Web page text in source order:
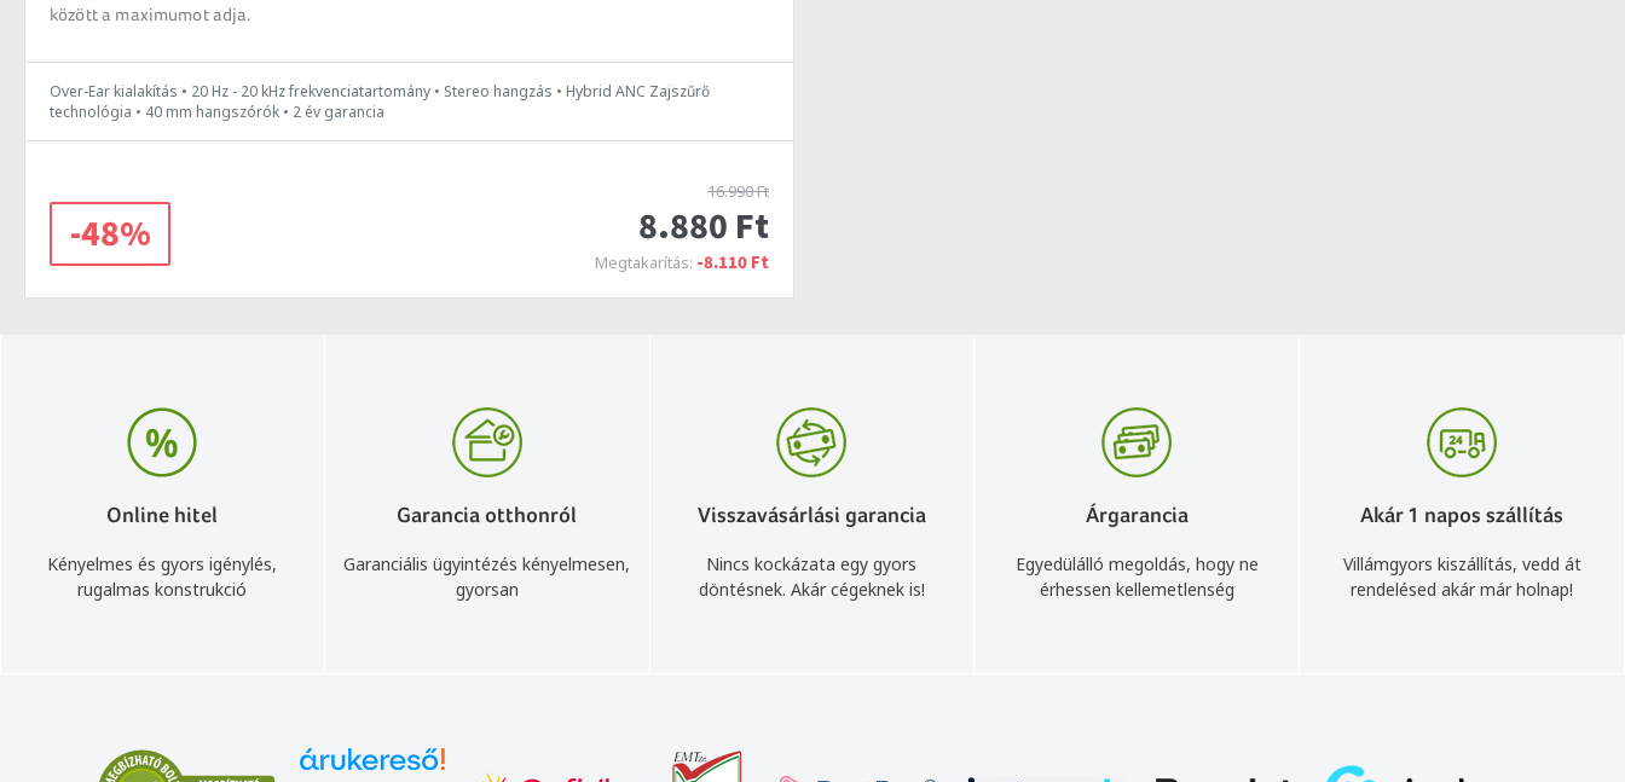
között a maximumot adja.
Over-Ear kialakítás • 20 Hz - 20 kHz frekvenciatartomány • Stereo hangzás • Hybrid ANC Zajszűrő
technológia • 40 mm hangszórók • 2 év garancia
16.990 Ft
8.880 Ft
Megtakarítás: -8.110 Ft
-48%
Online hitel
Kényelmes és gyors igénylés,
rugalmas konstrukció
Garancia otthonról
Garanciális ügyintézés kényelmesen,
gyorsan
Visszavásárlási garancia
Nincs kockázata egy gyors
döntésnek. Akár cégeknek is!
Árgarancia
Egyedülálló megoldás, hogy ne
érhessen kellemetlenség
Akár 1 napos szállítás
Villámgyors kiszállítás, vedd át
rendelésed akár már holnap!